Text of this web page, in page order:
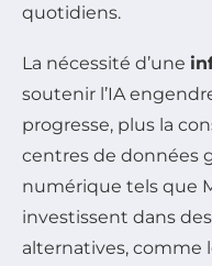
quotidiens.
La nécessité d’une
soutenir l’IA
progresse, plus la
centres de données
numérique tels que
investissent dans
alternatives, comme